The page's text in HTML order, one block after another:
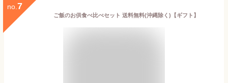
no. 7
ご飯のお供食べ比べセット 送料無料(沖縄除く)【ギフト】